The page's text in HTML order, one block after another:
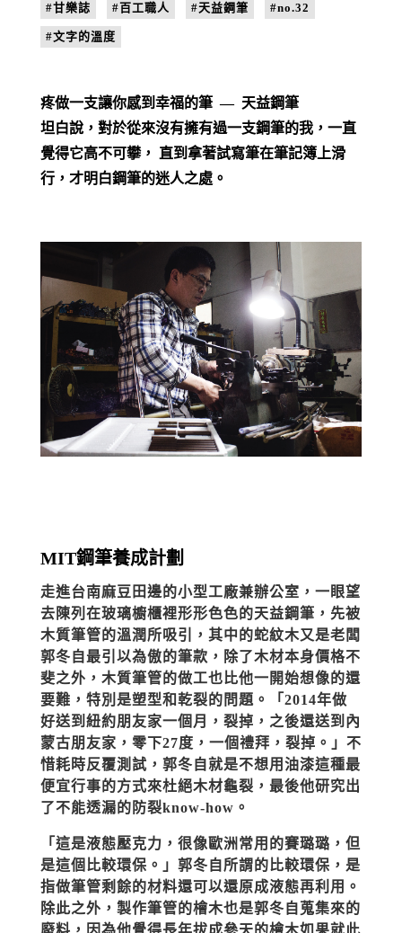
#甘樂誌 #百工職人 #天益鋼筆 #no.32
#文字的溫度
疼做一支讓你感到幸福的筆 — 天益鋼筆
坦白說，對於從來沒有擁有過一支鋼筆的我，一直
覺得它高不可攀， 直到拿著試寫筆在筆記簿上滑
行，才明白鋼筆的迷人之處。
MIT鋼筆養成計劃
走進台南麻豆田邊的小型工廠兼辦公室，一眼望
去陳列在玻璃櫥櫃裡形形色色的天益鋼筆，先被
木質筆管的溫潤所吸引，其中的蛇紋木又是老闆
郭冬自最引以為傲的筆款，除了木材本身價格不
斐之外，木質筆管的做工也比他一開始想像的還
要難，特別是塑型和乾裂的問題。「2014年做
好送到紐約朋友家一個月，裂掉，之後還送到內
蒙古朋友家，零下27度，一個禮拜，裂掉。」不
惜耗時反覆測試，郭冬自就是不想用油漆這種最
便宜行事的方式來杜絕木材龜裂，最後他研究出
了不能透漏的防裂know-how。
「這是液態壓克力，很像歐洲常用的賽璐璐，但
是這個比較環保。」郭冬自所謂的比較環保，是
指做筆管剩餘的材料還可以還原成液態再利用。
除此之外，製作筆管的檜木也是郭冬自蒐集來的